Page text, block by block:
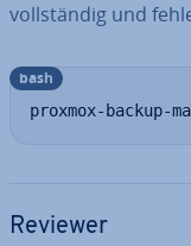
voll­stän­dig und
proxmox-backup-
bash
Reviewer